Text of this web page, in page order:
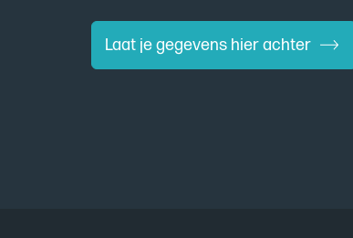
Laat je gegevens hier achter